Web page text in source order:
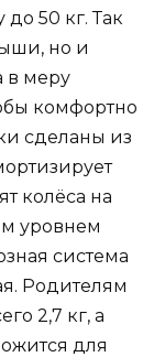
50 кг. Так
но и
в меру
комфортно
сделаны из
колёса на
уровнем
система
Родителям
2,7 кг, а
для